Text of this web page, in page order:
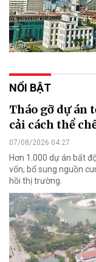
NỔI BẬT
Tháo gỡ dự án
cải cách thể
07/08/2026 04:27
Hơn 1.000 dự án bất
vốn, bổ sung nguồn
hồi thị trường.